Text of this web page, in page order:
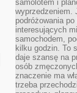
samolotem i
wyprzedzeniem.
podróżowania
interesujących
samochodem,
kilku godzin. To
daje szansę na
osób
znaczenie ma
trzeba